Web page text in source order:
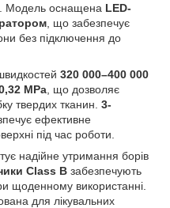
Модель оснащена LED-
, що забезпечує
без підключення до
320 000–400 000
MPa , що дозволяє
твердих тканин. 3-
ефективне
під час роботи.
надійне утримання борів
Class B забезпечують
щоденному використанні.
для лікувальних